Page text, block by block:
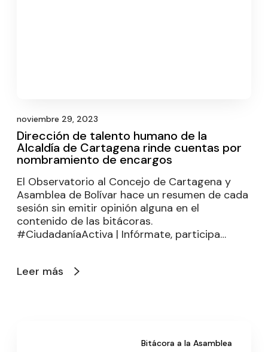
noviembre 29, 2023
Dirección de talento humano de la
Alcaldía de Cartagena rinde cuentas por
nombramiento de encargos
El Observatorio al Concejo de Cartagena y
Asamblea de Bolívar hace un resumen de cada
sesión sin emitir opinión alguna en el
contenido de las bitácoras.
#CiudadaníaActiva | Infórmate, participa…
Leer más
Bitácora a la Asamblea